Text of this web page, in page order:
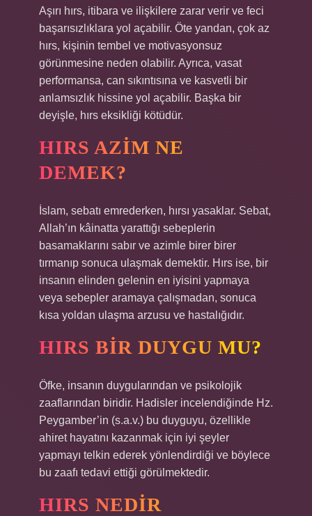
Aşırı hırs, itibara ve ilişkilere zarar verir ve feci
başarısızlıklara yol açabilir. Öte yandan, çok az
hırs, kişinin tembel ve motivasyonsuz
görünmesine neden olabilir. Ayrıca, vasat
performansa, can sıkıntısına ve kasvetli bir
anlamsızlık hissine yol açabilir. Başka bir
deyişle, hırs eksikliği kötüdür.
HIRS AZIM NE
DEMEK?
İslam, sebatı emrederken, hırsı yasaklar. Sebat,
Allah’ın kâinatta yarattığı sebeplerin
basamaklarını sabır ve azimle birer birer
tırmanıp sonuca ulaşmak demektir. Hırs ise, bir
insanın elinden gelenin en iyisini yapmaya
veya sebepler aramaya çalışmadan, sonuca
kısa yoldan ulaşma arzusu ve hastalığıdır.
HIRS BIR DUYGU MU?
Öfke, insanın duygularından ve psikolojik
zaaflarından biridir. Hadisler incelendiğinde Hz.
Peygamber’in (s.a.v.) bu duyguyu, özellikle
ahiret hayatını kazanmak için iyi şeyler
yapmayı telkin ederek yönlendirdiği ve böylece
bu zaafı tedavi ettiği görülmektedir.
HIRS NEDIR